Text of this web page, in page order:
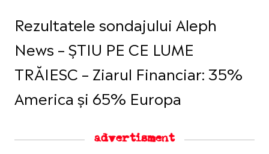
Rezultatele sondajului Aleph
News – ȘTIU PE CE LUME
TRĂIESC – Ziarul Financiar: 35%
America și 65% Europa
advertisment